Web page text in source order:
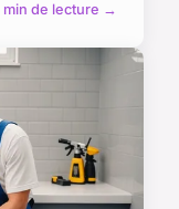
min de lecture →